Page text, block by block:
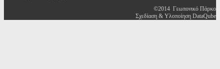
©2014 Γεωπονικό Πάρκο
Σχεδίαση & Υλοποίηση DataQube